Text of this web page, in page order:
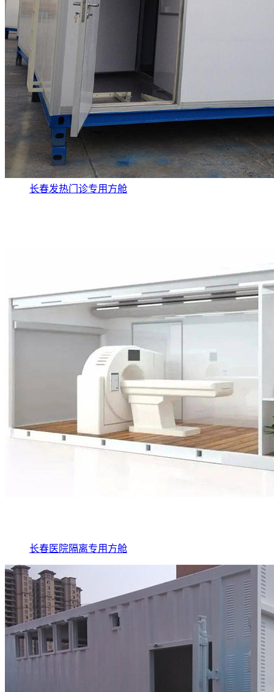
长春发热门诊专用方舱
长春医院隔离专用方舱